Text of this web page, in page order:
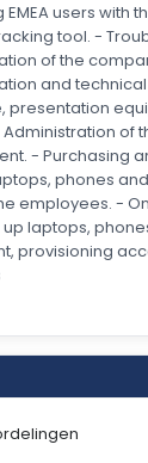
users with
tool. -
of the
and
presentation
of
- Purchasing
phones
employees. -
laptops,
provisioning